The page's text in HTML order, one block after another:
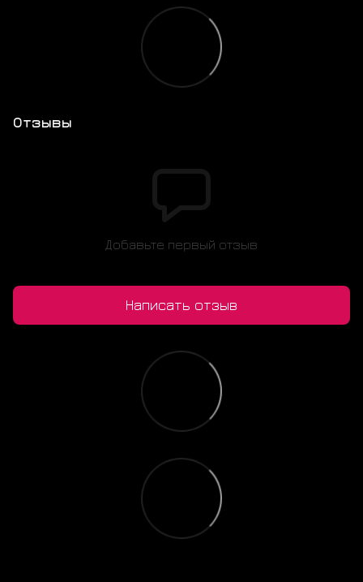
Отзывы
Добавьте первый отзыв
Написать отзыв